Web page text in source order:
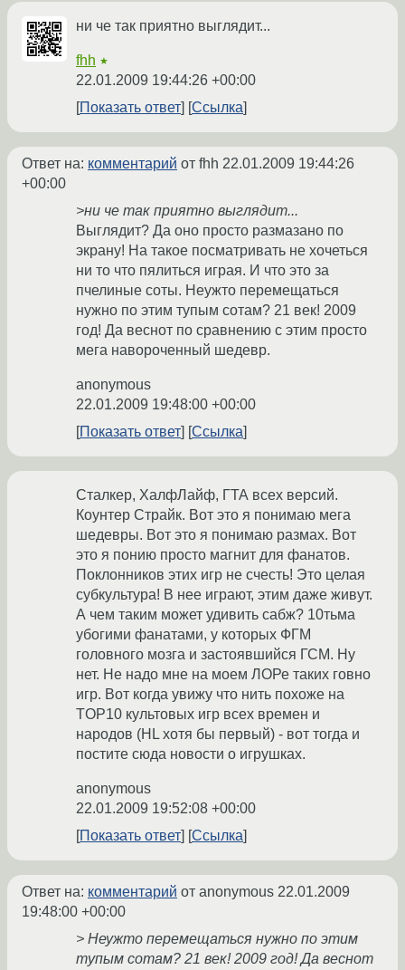
ни че так приятно выглядит...
fhh ★
22.01.2009 19:44:26 +00:00
Показать ответ
Ссылка
Ответ на: комментарий от fhh 22.01.2009 19:44:26
+00:00
>ни че так приятно выглядит...
Выглядит? Да оно просто размазано по
экрану! На такое посматривать не хочеться
ни то что пялиться играя. И что это за
пчелиные соты. Неужто перемещаться
нужно по этим тупым сотам? 21 век! 2009
год! Да веснот по сравнению с этим просто
мега навороченный шедевр.
anonymous
22.01.2009 19:48:00 +00:00
Показать ответ
Ссылка
Сталкер, ХалфЛайф, ГТА всех версий.
Коунтер Страйк. Вот это я понимаю мега
шедевры. Вот это я понимаю размах. Вот
это я понию просто магнит для фанатов.
Поклонников этих игр не счесть! Это целая
субкультура! В нее играют, этим даже живут.
А чем таким может удивить сабж? 10тьма
убогими фанатами, у которых ФГМ
головного мозга и застоявшийся ГСМ. Ну
нет. Не надо мне на моем ЛОРе таких говно
игр. Вот когда увижу что нить похоже на
TOP10 культовых игр всех времен и
народов (HL хотя бы первый) - вот тогда и
постите сюда новости о игрушках.
anonymous
22.01.2009 19:52:08 +00:00
Показать ответ
Ссылка
Ответ на: комментарий от anonymous 22.01.2009
19:48:00 +00:00
> Неужто перемещаться нужно по этим
тупым сотам? 21 век! 2009 год! Да веснот